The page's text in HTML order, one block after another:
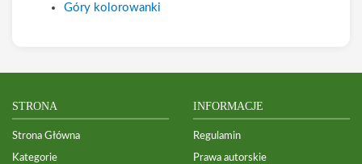
Góry kolorowanki
STRONA
Strona Główna
Kategorie
INFORMACJE
Regulamin
Prawa autorskie